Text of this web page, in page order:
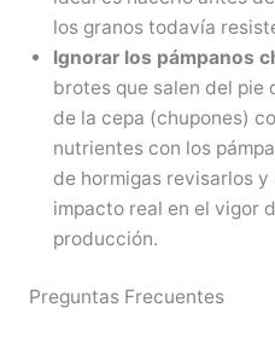
los granos todavía
Ignorar los pámpanos
brotes que salen del pie
de la cepa (chupones)
nutrientes con los
de hormigas revisarlos
impacto real en el vigor
producción.
Preguntas Frecuentes